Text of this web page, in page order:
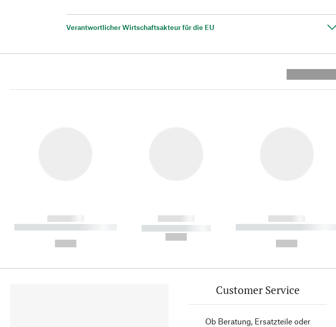
Verantwortlicher Wirtschaftsakteur für die EU
------------
----------- ----------- ----------
------------
----------- -----------
------------
----------- ----------- ----------
Customer Service
Ob Beratung, Ersatzteile oder